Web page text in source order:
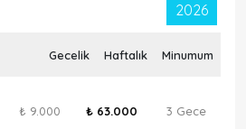
2026
Gecelik Haftalık Minumum
₺ 9.000 ₺ 63.000 3 Gece